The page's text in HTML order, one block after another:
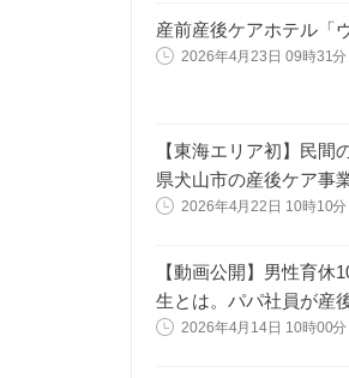
産前産後ケアホテル「
2026年4月23日 09時31分
【東海エリア初】民
県犬山市の産後ケア事
2026年4月22日 10時10分
【動画公開】男性育
生とは。パパ社員が産
2026年4月14日 10時00分